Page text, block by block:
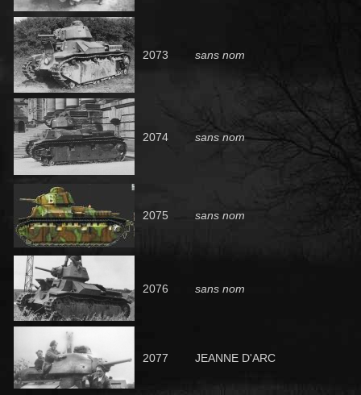
2073 sans nom
2074 sans nom
2075 sans nom
2076 sans nom
2077 JEANNE D'ARC